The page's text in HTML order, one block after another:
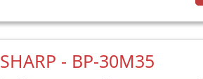
SHARP - BP-30M35